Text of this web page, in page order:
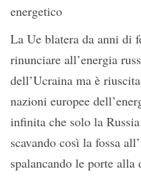
energetico
La Ue blatera da anni di
rinunciare all’energia
dell’Ucraina ma è
nazioni europee
infinita che solo la
scavando così la fossa
spalancando le porte